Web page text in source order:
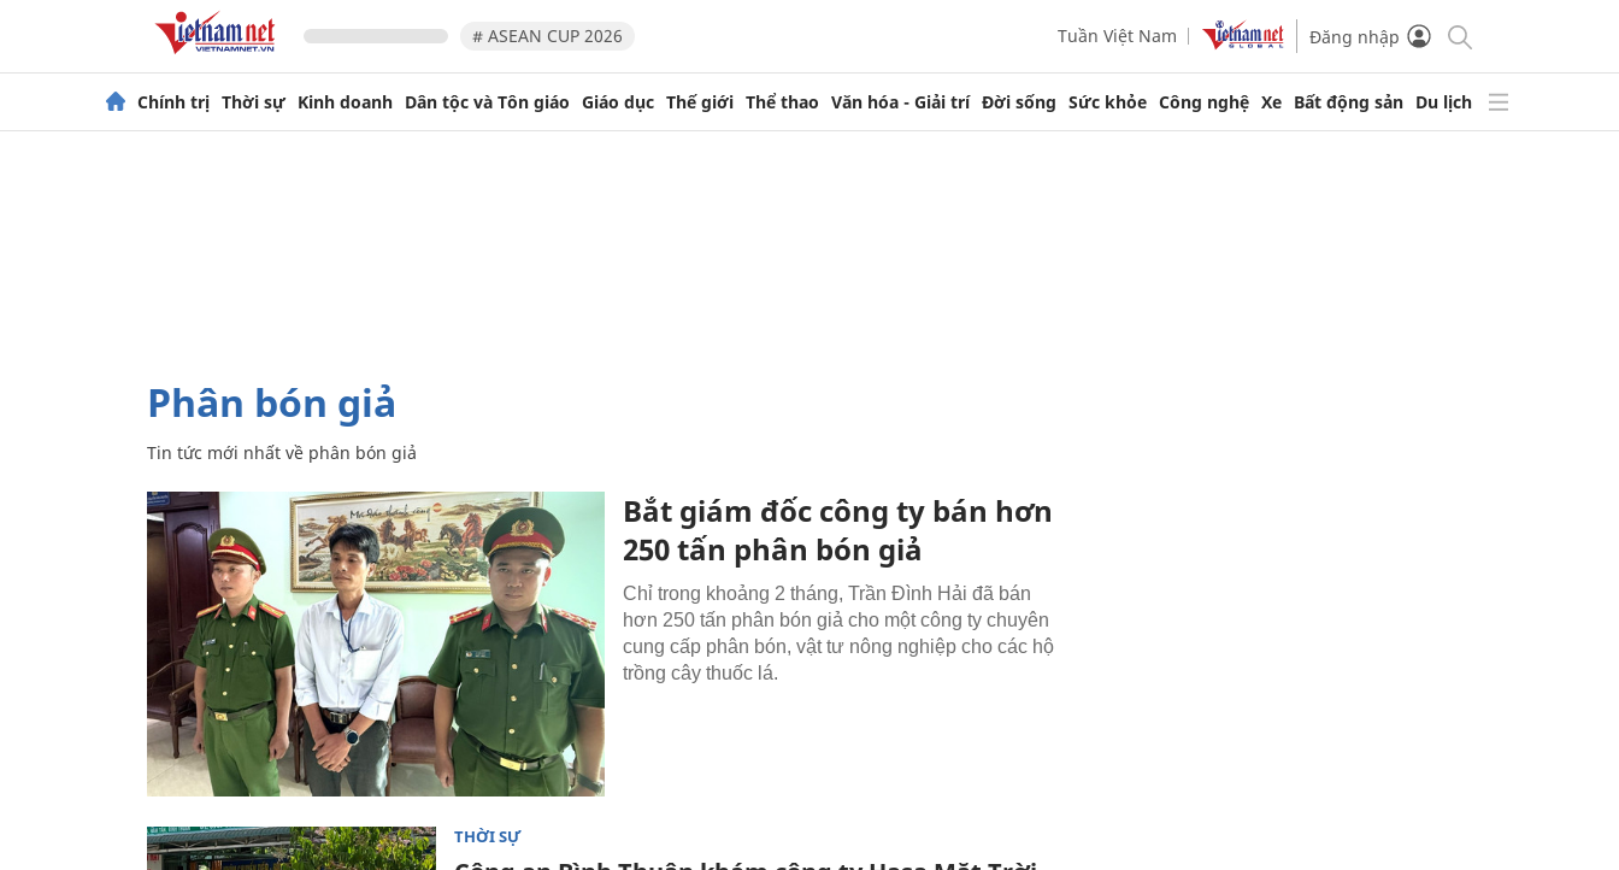
# ASEAN CUP 2026 Tuần Việt Nam Đăng nhập
Chính trị Thời sự Kinh doanh Dân tộc và Tôn giáo Giáo dục Thế giới Thể thao Văn hóa - Giải trí Đời sống Sức khỏe Công nghệ Xe Bất động sản Du lịch
phân bón giả
Tin tức mới nhất về phân bón giả
Bắt giám đốc công ty bán hơn
250 tấn phân bón giả
Chỉ trong khoảng 2 tháng, Trần Đình Hải đã bán
hơn 250 tấn phân bón giả cho một công ty chuyên
cung cấp phân bón, vật tư nông nghiệp cho các hộ
trồng cây thuốc lá.
THỜI SỰ